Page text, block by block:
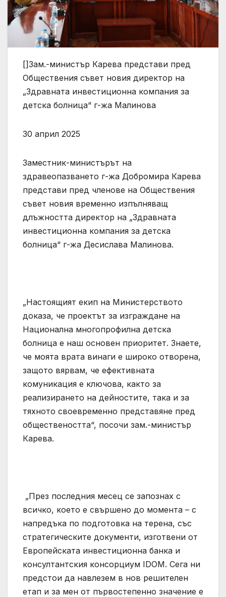
[]Зам.-министър Карева представи пред
Обществения съвет новия директор на
„Здравната инвестиционна компания за
детска болница“ г-жа Малинова
30 април 2025
Заместник-министърът на
здравеопазването г-жа Добромира Карева
представи пред членове на Обществения
съвет новия временно изпълняващ
длъжността директор на „Здравната
инвестиционна компания за детска
болница“ г-жа Десислава Малинова.
„Настоящият екип на Министерството
доказа, че проектът за изграждане на
Национална многопрофилна детска
болница е наш основен приоритет. Знаете,
че моята врата винаги е широко отворена,
защото вярвам, че ефективната
комуникация е ключова, както за
реализирането на дейностите, така и за
тяхното своевременно представяне пред
обществеността“, посочи зам.-министър
Карева.
„През последния месец се запознах с
всичко, което е свършено до момента – с
напредъка по подготовка на терена, със
стратегическите документи, изготвени от
Европейската инвестиционна банка и
консултантския консорциум IDOM. Сега ни
предстои да навлезем в нов решителен
етап и за мен от първостепенно значение е